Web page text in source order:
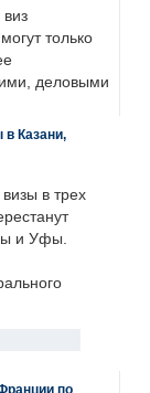
только
деловыми
в Казани,
в трех
и Уфы.
по